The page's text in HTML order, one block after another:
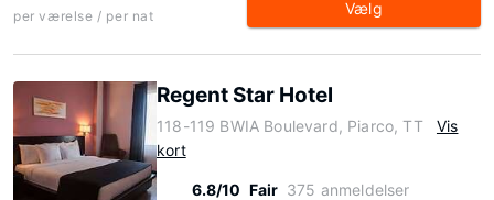
per værelse / per nat Vælg
Regent Star Hotel
118-119 BWIA Boulevard, Piarco, TT
Vis
kort
6.8/10 Fair 375 anmeldelser